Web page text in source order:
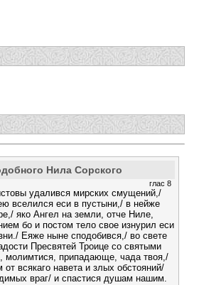
Нила Сорского
глас 8
удалився мирских смущений,/
вселился еси в пустыни,/ в нейже
яко Ангел на земли, отче Ниле,
бо и постом тело свое изнурил еси
Еяже ныне сподобився,/ во свете
Пресвятей Троице со святыми
молимтися, припадающе, чада твоя,/
от всякаго навета и злых обстояний/
враг/ и спастися душам нашим.